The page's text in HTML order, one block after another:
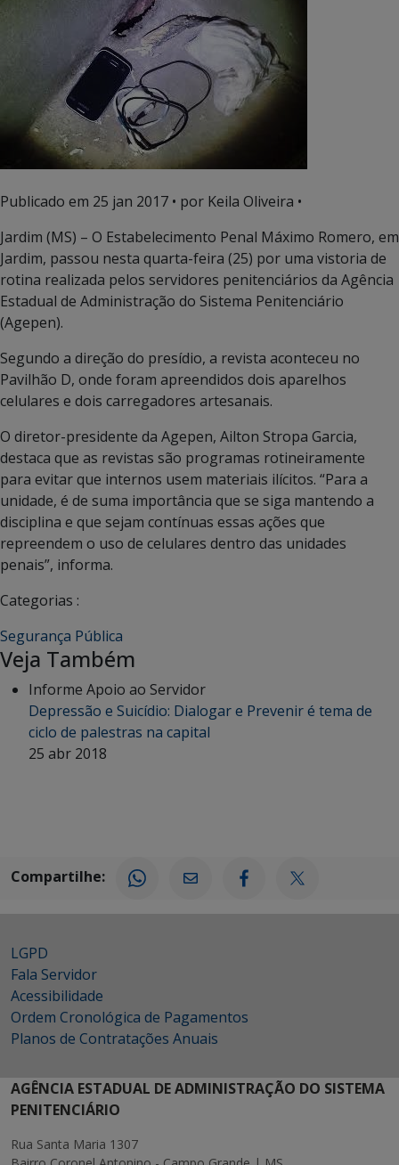
Publicado em 25 jan 2017 • por Keila Oliveira •
Jardim (MS) – O Estabelecimento Penal Máximo Romero, em
Jardim, passou nesta quarta-feira (25) por uma vistoria de
rotina realizada pelos servidores penitenciários da Agência
Estadual de Administração do Sistema Penitenciário
(Agepen).
Segundo a direção do presídio, a revista aconteceu no
Pavilhão D, onde foram apreendidos dois aparelhos
celulares e dois carregadores artesanais.
O diretor-presidente da Agepen, Ailton Stropa Garcia,
destaca que as revistas são programas rotineiramente
para evitar que internos usem materiais ilícitos. “Para a
unidade, é de suma importância que se siga mantendo a
disciplina e que sejam contínuas essas ações que
repreendem o uso de celulares dentro das unidades
penais”, informa.
Categorias :
Segurança Pública
Veja Também
Informe Apoio ao Servidor
Depressão e Suicídio: Dialogar e Prevenir é tema de
ciclo de palestras na capital
25 abr 2018
Compartilhe:
LGPD
Fala Servidor
Acessibilidade
Ordem Cronológica de Pagamentos
Planos de Contratações Anuais
AGÊNCIA ESTADUAL DE ADMINISTRAÇÃO DO SISTEMA
PENITENCIÁRIO
Rua Santa Maria 1307